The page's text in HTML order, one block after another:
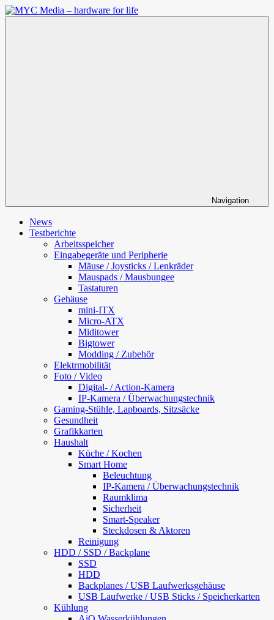
Zum
Inhalt
Navigation
News
Testberichte
Arbeitsspeicher
Eingabegeräte und Peripherie
Mäuse / Joysticks / Lenkräder
Mauspads / Mausbungee
Tastaturen
Gehäuse
mini-ITX
Micro-ATX
Miditower
Bigtower
Modding / Zubehör
Elektrmobilität
Foto / Video
Digital- / Action-Kamera
IP-Kamera / Überwachungstechnik
Gaming-Stühle, Lapboards, Sitzsäcke
Gesundheit
Grafikkarten
Haushalt
Küche / Kochen
Smart Home
Beleuchtung
IP-Kamera / Überwachungstechnik
Raumklima
Sicherheit
Smart-Speaker
Steckdosen & Aktoren
Reinigung
HDD / SSD / Backplane
SSD
HDD
Backplanes / USB Laufwerksgehäuse
USB Laufwerke / USB Sticks / Speicherkarten
Kühlung